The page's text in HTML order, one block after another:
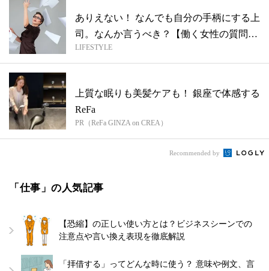
ありえない！ なんでも自分の手柄にする上
司。なんか言うべき？【働く女性の質問
箱】
LIFESTYLE
上質な眠りも美髪ケアも！ 銀座で体感する
ReFa
PR（ReFa GINZA on CREA）
Recommended by
「仕事」の人気記事
【恐縮】の正しい使い方とは？ビジネスシーンでの
注意点や言い換え表現を徹底解説
「拝借する」ってどんな時に使う？ 意味や例文、言